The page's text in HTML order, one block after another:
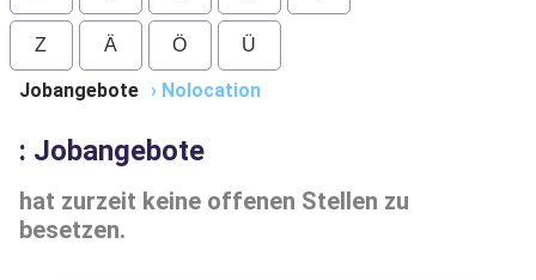
Z Ä Ö Ü
Jobangebote › Nolocation
: Jobangebote
hat zurzeit keine offenen Stellen zu
besetzen.